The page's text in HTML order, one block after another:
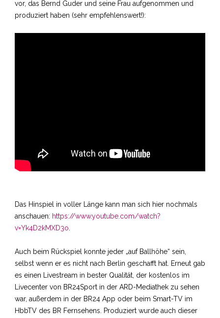
vor, das Bernd Guder und seine Frau aufgenommen und
produziert haben (sehr empfehlenswert!):
Das Hinspiel in voller Länge kann man sich hier nochmals
anschauen: https://www.youtube.com/watch?
v=Yk4D2kMXD3o
Auch beim Rückspiel konnte jeder „auf Ballhöhe“ sein,
selbst wenn er es nicht nach Berlin geschafft hat. Erneut gab
es einen Livestream in bester Qualität, der kostenlos im
Livecenter von BR24Sport in der ARD-Mediathek zu sehen
war, außerdem in der BR24 App oder beim Smart-TV im
HbbTV des BR Fernsehens. Produziert wurde auch dieser